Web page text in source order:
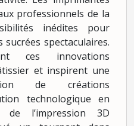
professionnels de la
inédites pour
spectaculaires.
ces innovations
et inspirent une
de créations
technologique en
de l’impression 3D